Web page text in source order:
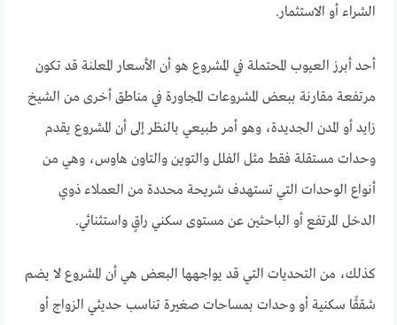
الشراء أو الاستثمار.
أحد أبرز العيوب المحتملة في المشروع هو أن الأسعار المعلنة قد تكون
مرتفعة مقارنة ببعض المشروعات المجاورة في مناطق أخرى من الشيخ
زايد أو المدن الجديدة، وهو أمر طبيعي بالنظر إلى أن المشروع يقدم
وحدات مستقلة فقط مثل الفلل والتوين والتاون هاوس، وهي من
أنواع الوحدات التي تستهدف شريحة محددة من العملاء ذوي
الدخل المرتفع أو الباحثين عن مستوى سكني راقٍ واستثنائي.
كذلك، من التحديات التي قد يواجهها البعض هي أن المشروع لا يضم
شققًا سكنية أو وحدات بمساحات صغيرة تناسب حديثي الزواج أو